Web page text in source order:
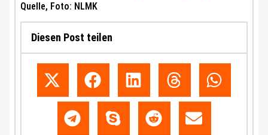
Quelle, Foto: NLMK
Diesen Post teilen